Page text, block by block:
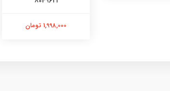
1,998,000 تومان